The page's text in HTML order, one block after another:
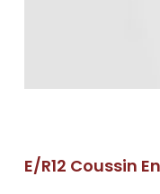
E/R12 Coussin